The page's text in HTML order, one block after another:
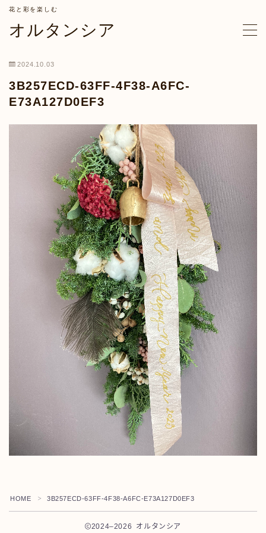
オルタンシア
花と彩を楽しむ
ホーム
コンセプト
オルタンシアとは
オルタンシアのサービス
オーダーフラワー
フラワーレッスン
お花の定期便
パーソナルカラー診断
Instagram
レッスン・イベント案内
お問合せ
2024.10.03
3B257ECD-63FF-4F38-A6FC-
E73A127D0EF3
HOME ＞ 3B257ECD-63FF-4F38-A6FC-E73A127D0EF3
2024–2026 オルタンシア